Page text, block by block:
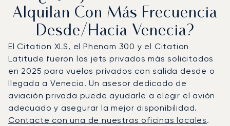
Alquilan Con Más Frecuencia
Desde/hacia Venecia?
El Citation XLS, el Phenom 300 y el Citation
Latitude fueron los jets privados más solicitados
en 2025 para vuelos privados con salida desde o
llegada a Venecia. Un asesor dedicado de
aviación privada puede ayudarle a elegir el avión
adecuado y asegurar la mejor disponibilidad.
Contacte con una de nuestras oficinas locales.